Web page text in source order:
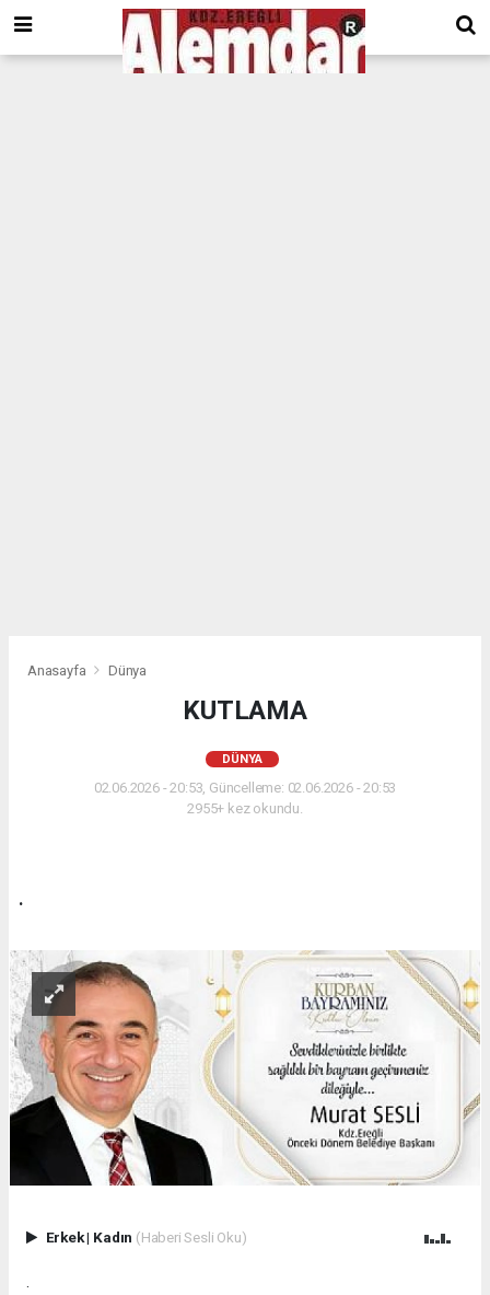
google.com, pub-8201930440372555, DIRECT, f08c47fec0942fa0
Anasayfa Dünya
KUTLAMA
DÜNYA
02.06.2026 - 20:53, Güncelleme: 02.06.2026 - 20:53
2955+ kez okundu.
.
Erkek| Kadın (Haberi Sesli Oku)
.